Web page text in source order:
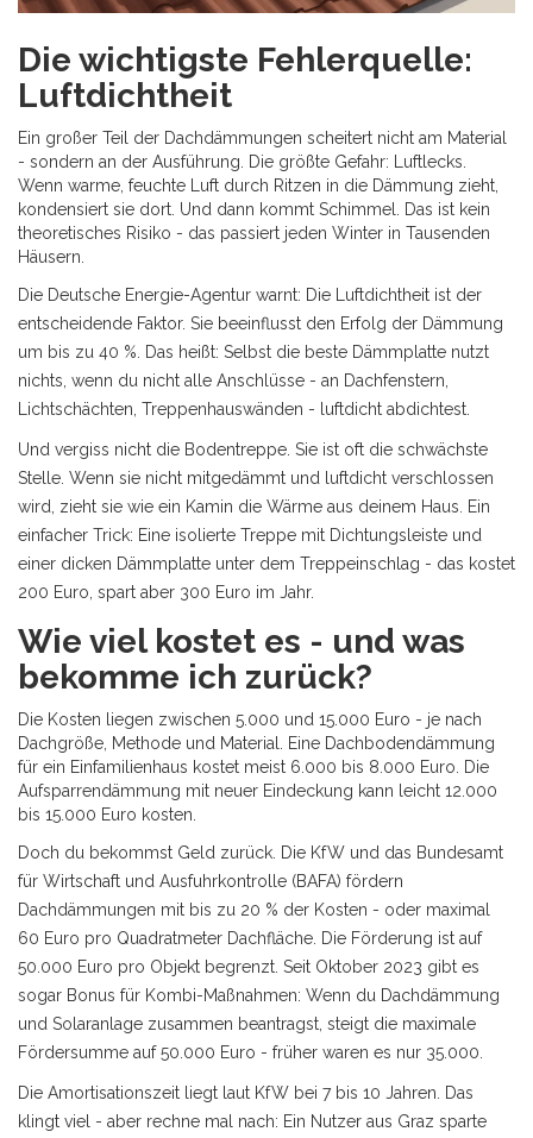
Die wichtigste Fehlerquelle:
Luftdichtheit
Ein großer Teil der Dachdämmungen scheitert nicht am Material
- sondern an der Ausführung. Die größte Gefahr: Luftlecks.
Wenn warme, feuchte Luft durch Ritzen in die Dämmung zieht,
kondensiert sie dort. Und dann kommt Schimmel. Das ist kein
theoretisches Risiko - das passiert jeden Winter in Tausenden
Häusern.
Die Deutsche Energie-Agentur warnt: Die Luftdichtheit ist der
entscheidende Faktor. Sie beeinflusst den Erfolg der Dämmung
um bis zu 40 %. Das heißt: Selbst die beste Dämmplatte nutzt
nichts, wenn du nicht alle Anschlüsse - an Dachfenstern,
Lichtschächten, Treppenhauswänden - luftdicht abdichtest.
Und vergiss nicht die Bodentreppe. Sie ist oft die schwächste
Stelle. Wenn sie nicht mitgedämmt und luftdicht verschlossen
wird, zieht sie wie ein Kamin die Wärme aus deinem Haus. Ein
einfacher Trick: Eine isolierte Treppe mit Dichtungsleiste und
einer dicken Dämmplatte unter dem Treppeinschlag - das kostet
200 Euro, spart aber 300 Euro im Jahr.
Wie viel kostet es - und was
bekomme ich zurück?
Die Kosten liegen zwischen 5.000 und 15.000 Euro - je nach
Dachgröße, Methode und Material. Eine Dachbodendämmung
für ein Einfamilienhaus kostet meist 6.000 bis 8.000 Euro. Die
Aufsparrendämmung mit neuer Eindeckung kann leicht 12.000
bis 15.000 Euro kosten.
Doch du bekommst Geld zurück. Die KfW und das Bundesamt
für Wirtschaft und Ausfuhrkontrolle (BAFA) fördern
Dachdämmungen mit bis zu 20 % der Kosten - oder maximal
60 Euro pro Quadratmeter Dachfläche. Die Förderung ist auf
50.000 Euro pro Objekt begrenzt. Seit Oktober 2023 gibt es
sogar Bonus für Kombi-Maßnahmen: Wenn du Dachdämmung
und Solaranlage zusammen beantragst, steigt die maximale
Fördersumme auf 50.000 Euro - früher waren es nur 35.000.
Die Amortisationszeit liegt laut KfW bei 7 bis 10 Jahren. Das
klingt viel - aber rechne mal nach: Ein Nutzer aus Graz sparte